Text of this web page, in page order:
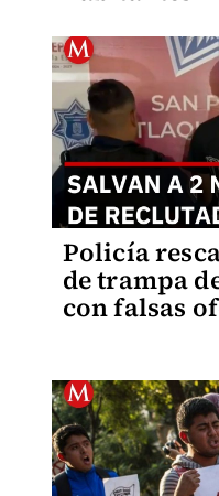
Policía
de trampa
con falsas